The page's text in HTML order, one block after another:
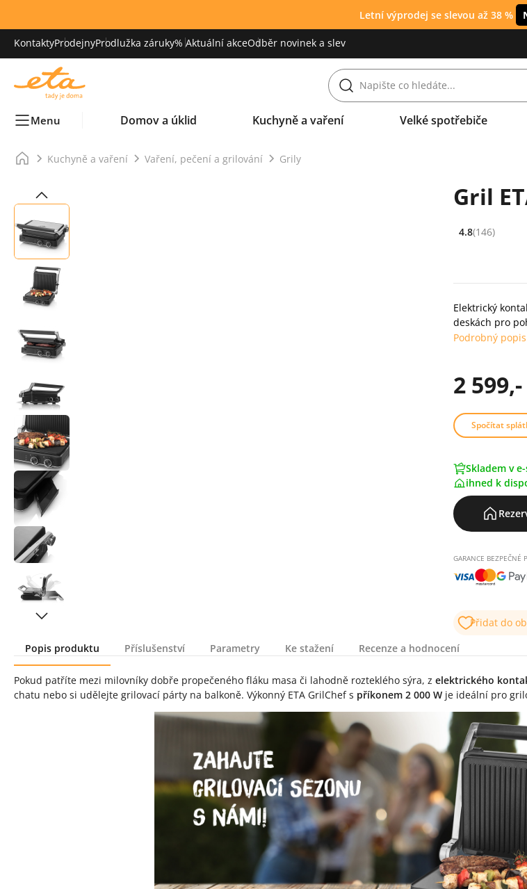
Letní výprodej se slevou až 38 %
KontaktyProdejnyProdlužka záruky% Aktuální akceOdběr novinek a slev
Menu Domov a úklid Kuchyně a vaření Velké spotřebiče
Kuchyně a vaření Vaření, pečení a grilování Grily
Gril
Hodnocení: 4.8
4.8(146)
Elektrický
deskách pro
Podrobný popis
2 599,-
Spočítat
Skladem v
ihned k
GARANCE BEZPEČNÉ
Přidat do
Popis produktu
Příslušenství Parametry Ke stažení Recenze a hodnocení
Popis produktu
Pokud patříte mezi milovníky dobře propečeného fláku masa či lahodně rozteklého sýra, z elektrického
chatu nebo si udělejte grilovací párty na balkoně. Výkonný ETA GrilChef s příkonem 2 000 W je ideální pro